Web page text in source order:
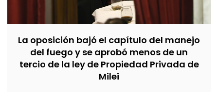
La oposición bajó el capítulo del manejo
del fuego y se aprobó menos de un
tercio de la ley de Propiedad Privada de
Milei